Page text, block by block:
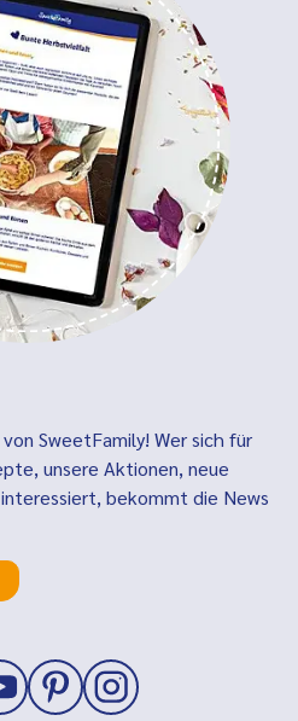
SweetFamily! Wer sich für
unsere Aktionen, neue
bekommt die News